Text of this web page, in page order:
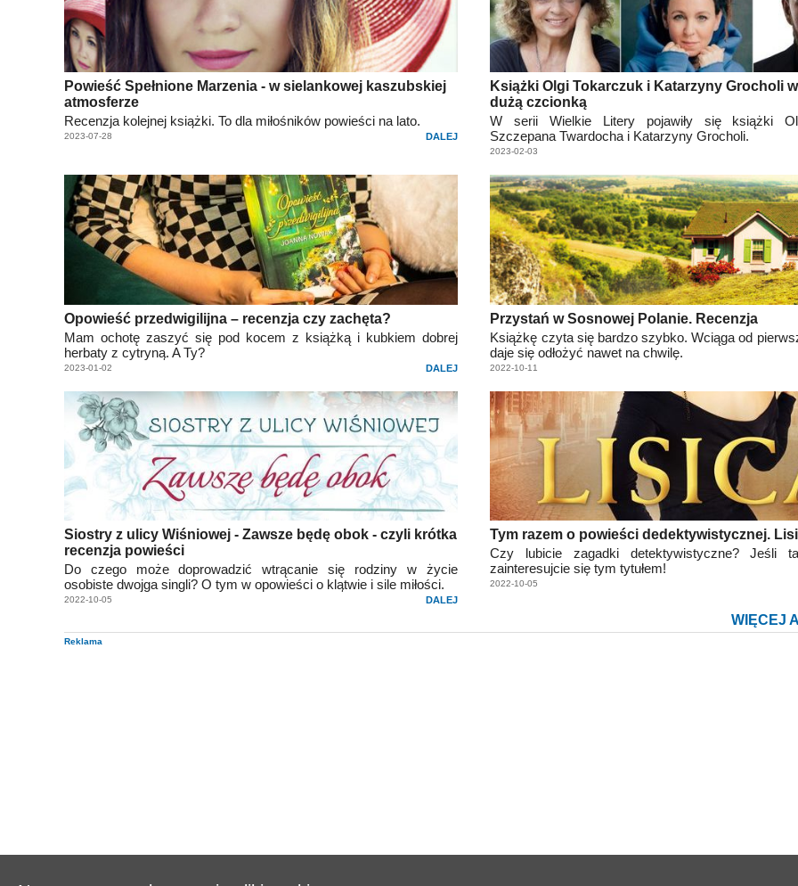
Powieść Spełnione Marzenia - w sielankowej kaszubskiej
atmosferze
Recenzja kolejnej książki. To dla miłośników powieści na lato.
2023-07-28 DALEJ
Książki Olgi Tokarczuk i Katarzyny Grocholi
dużą czcionką
W serii Wielkie Litery pojawiły się książki
Szczepana Twardocha i Katarzyny Grocholi.
2023-02-03
Opowieść przedwigilijna – recenzja czy zachęta?
Mam ochotę zaszyć się pod kocem z książką i kubkiem dobrej
herbaty z cytryną. A Ty?
2023-01-02 DALEJ
Przystań w Sosnowej Polanie. Recenzja
Książkę czyta się bardzo szybko. Wciąga od
daje się odłożyć nawet na chwilę.
2022-10-11
Siostry z ulicy Wiśniowej - Zawsze będę obok - czyli krótka
recenzja powieści
Do czego może doprowadzić wtrącanie się rodziny w życie
osobiste dwojga singli? O tym w opowieści o klątwie i sile miłości.
2022-10-05 DALEJ
Tym razem o powieści dedektywistycznej.
Czy lubicie zagadki detektywistyczne? Jeśli
zainteresujcie się tym tytułem!
2022-10-05
WIĘCEJ
Reklama